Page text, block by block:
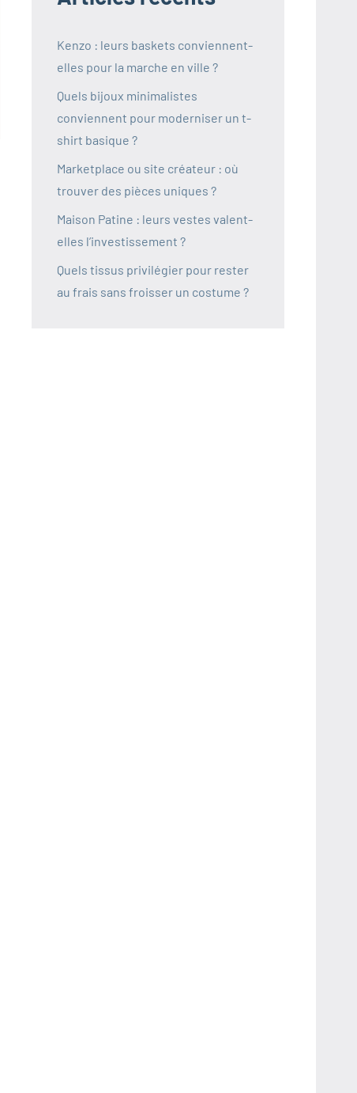
Kenzo : leurs baskets conviennent-
elles pour la marche en ville ?
Quels bijoux minimalistes
conviennent pour moderniser un t-
shirt basique ?
Marketplace ou site créateur : où
trouver des pièces uniques ?
Maison Patine : leurs vestes valent-
elles l’investissement ?
Quels tissus privilégier pour rester
au frais sans froisser un costume ?